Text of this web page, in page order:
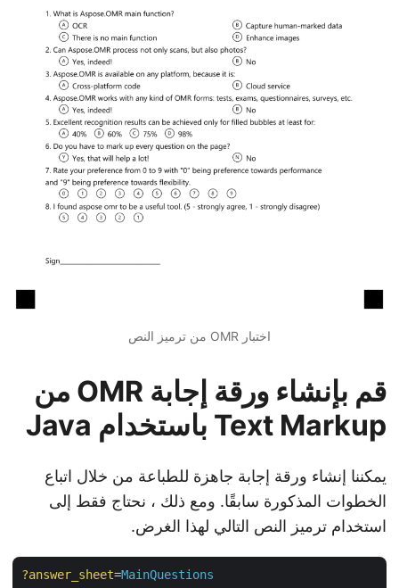
اختبار OMR من ترميز النص
قم بإنشاء ورقة إجابة OMR من
Text Markup باستخدام Java
يمكننا إنشاء ورقة إجابة جاهزة للطباعة من خلال اتباع
الخطوات المذكورة سابقًا. ومع ذلك ، نحتاج فقط إلى
استخدام ترميز النص التالي لهذا الغرض.
?answer_sheet=MainQuestions